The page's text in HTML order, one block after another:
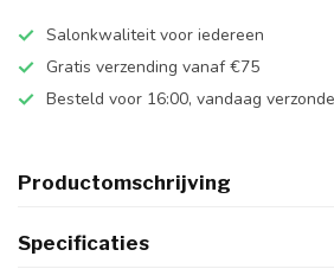
Salonkwaliteit voor iedereen
Gratis verzending vanaf €75
Besteld voor 16:00, vandaag
Productomschrijving
Specificaties